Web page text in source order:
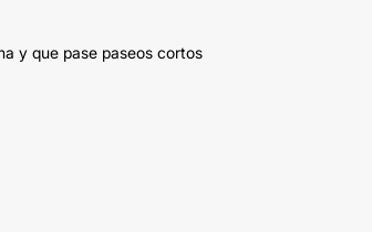
y que pase paseos cortos